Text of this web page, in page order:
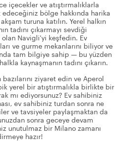
içecekler ve atıştırmalıklarla
bölge hakkında harika
turuna katılın. Yerel halkın
tadını çıkarmayı sevdiği
Navigli'yi keşfedin. Ev
ve gurme mekanlarını biliyor ve
tam bilgiye sahip — bu yüzden
kaynaşmanın tadını çıkarın.
ziyaret edin ve Aperol
yerel bir atıştırmalıkla birlikte bir
mı ediyorsunuz? Ev sahibiniz
ev sahibiniz turdan sonra ne
ve tavsiyeler paylaşmaktan da
sonra geceye devam
unutulmaz bir Milano zamanı
hazır!